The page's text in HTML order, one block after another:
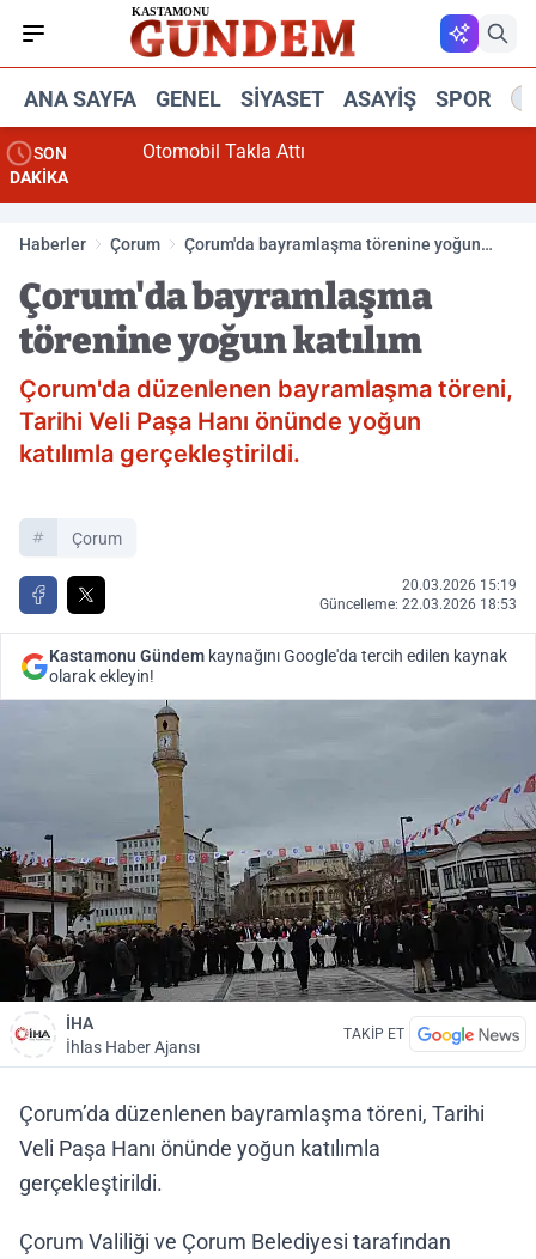
ANA SAYFA GENEL SIYASET ASAYIŞ SPOR
SON
DAKİKA
Otomobil Takla Attı
Haberler Çorum
Çorum'da bayramlaşma törenine yoğun
Çorum'da bayramlaşma
törenine yoğun katılım
Çorum'da düzenlenen bayramlaşma töreni,
Tarihi Veli Paşa Hanı önünde yoğun
katılımla gerçekleştirildi.
Çorum
20.03.2026 15:19
Güncelleme: 22.03.2026 18:53
Kastamonu Gündem kaynağını Google'da tercih edilen kaynak
olarak ekleyin!
İHA
İhlas Haber Ajansı
TAKİP ET
Çorum’da düzenlenen bayramlaşma töreni, Tarihi
Veli Paşa Hanı önünde yoğun katılımla
gerçekleştirildi.
Çorum Valiliği ve Çorum Belediyesi tarafından